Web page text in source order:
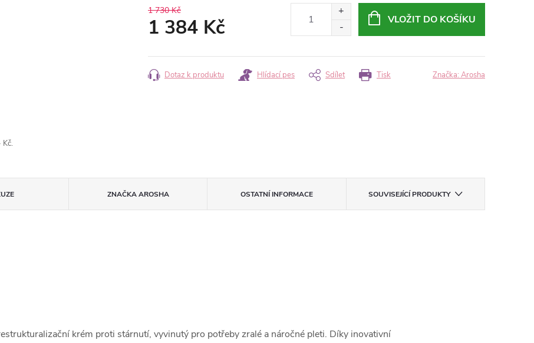
1 730 Kč
1 384 Kč
cena:
VLOŽIT DO KOŠÍKU
Tisk
Dotaz k produktu Hlídací pes Sdílet Značka: Arosha
ZNAČKAAROSHA OSTATNÍ INFORMACE SOUVISEJÍCÍ PRODUKTY
krém proti stárnutí, vyvinutý pro potřeby zralé a náročné pleti. Díky inovativní